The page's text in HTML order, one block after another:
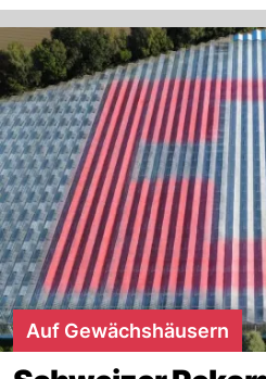
Auf Gewächshäusern